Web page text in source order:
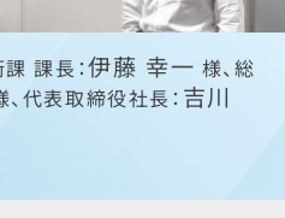
課 課長：伊藤 幸一 様、総
、代表取締役社長： 吉川